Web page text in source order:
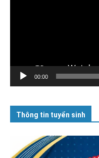
00:00
Thông tin tuyển sinh